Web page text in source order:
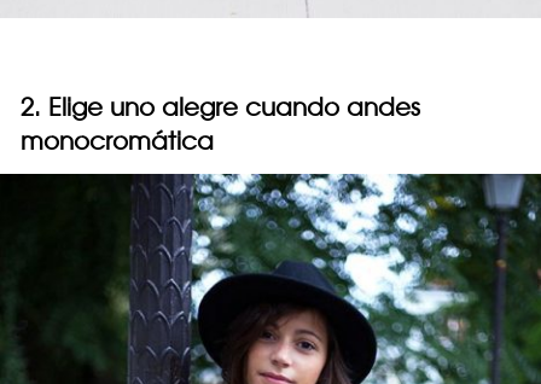
2. Elige uno alegre cuando andes
monocromática